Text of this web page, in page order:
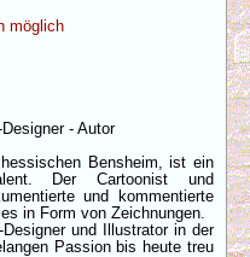
möglich
- Autor
Bensheim, ist ein
Der Cartoonist und
und kommentierte
in Form von Zeichnungen.
und Illustrator in der
Passion bis heute treu